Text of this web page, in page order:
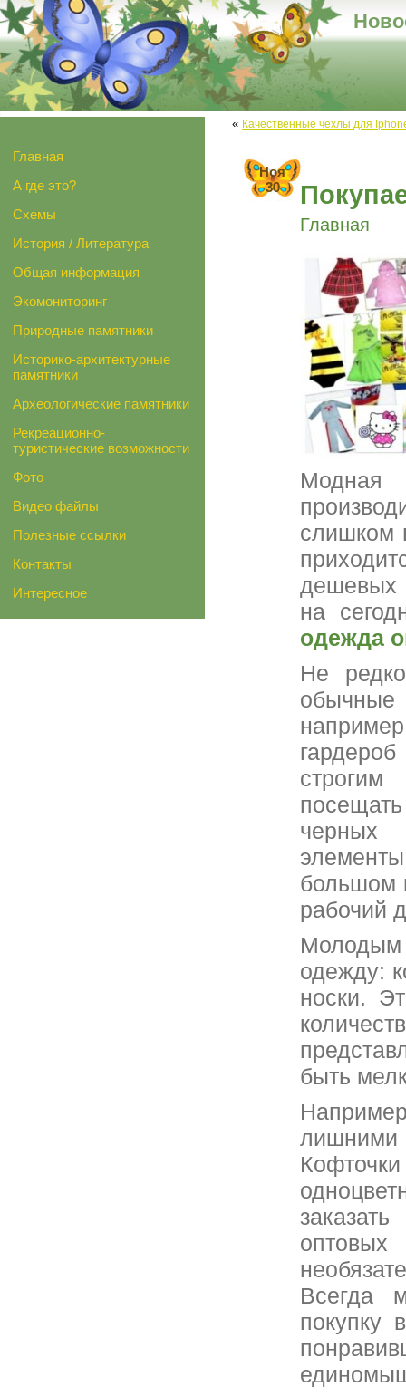
Главная
А где это?
Схемы
История / Литература
Общая информация
Экомониторинг
Природные памятники
Историко-архитектурные
памятники
Археологические памятники
Рекреационно-
туристические возможности
Фото
Видео файлы
Полезные ссылки
Контакты
Интересное
« Качественные чехлы для
Ноя
30
Главная
Модная
слишком
дешевых
на
одежда
Не
черных
большом
рабочий
одежду:
носки.
быть
лишними
Всегда
покупку